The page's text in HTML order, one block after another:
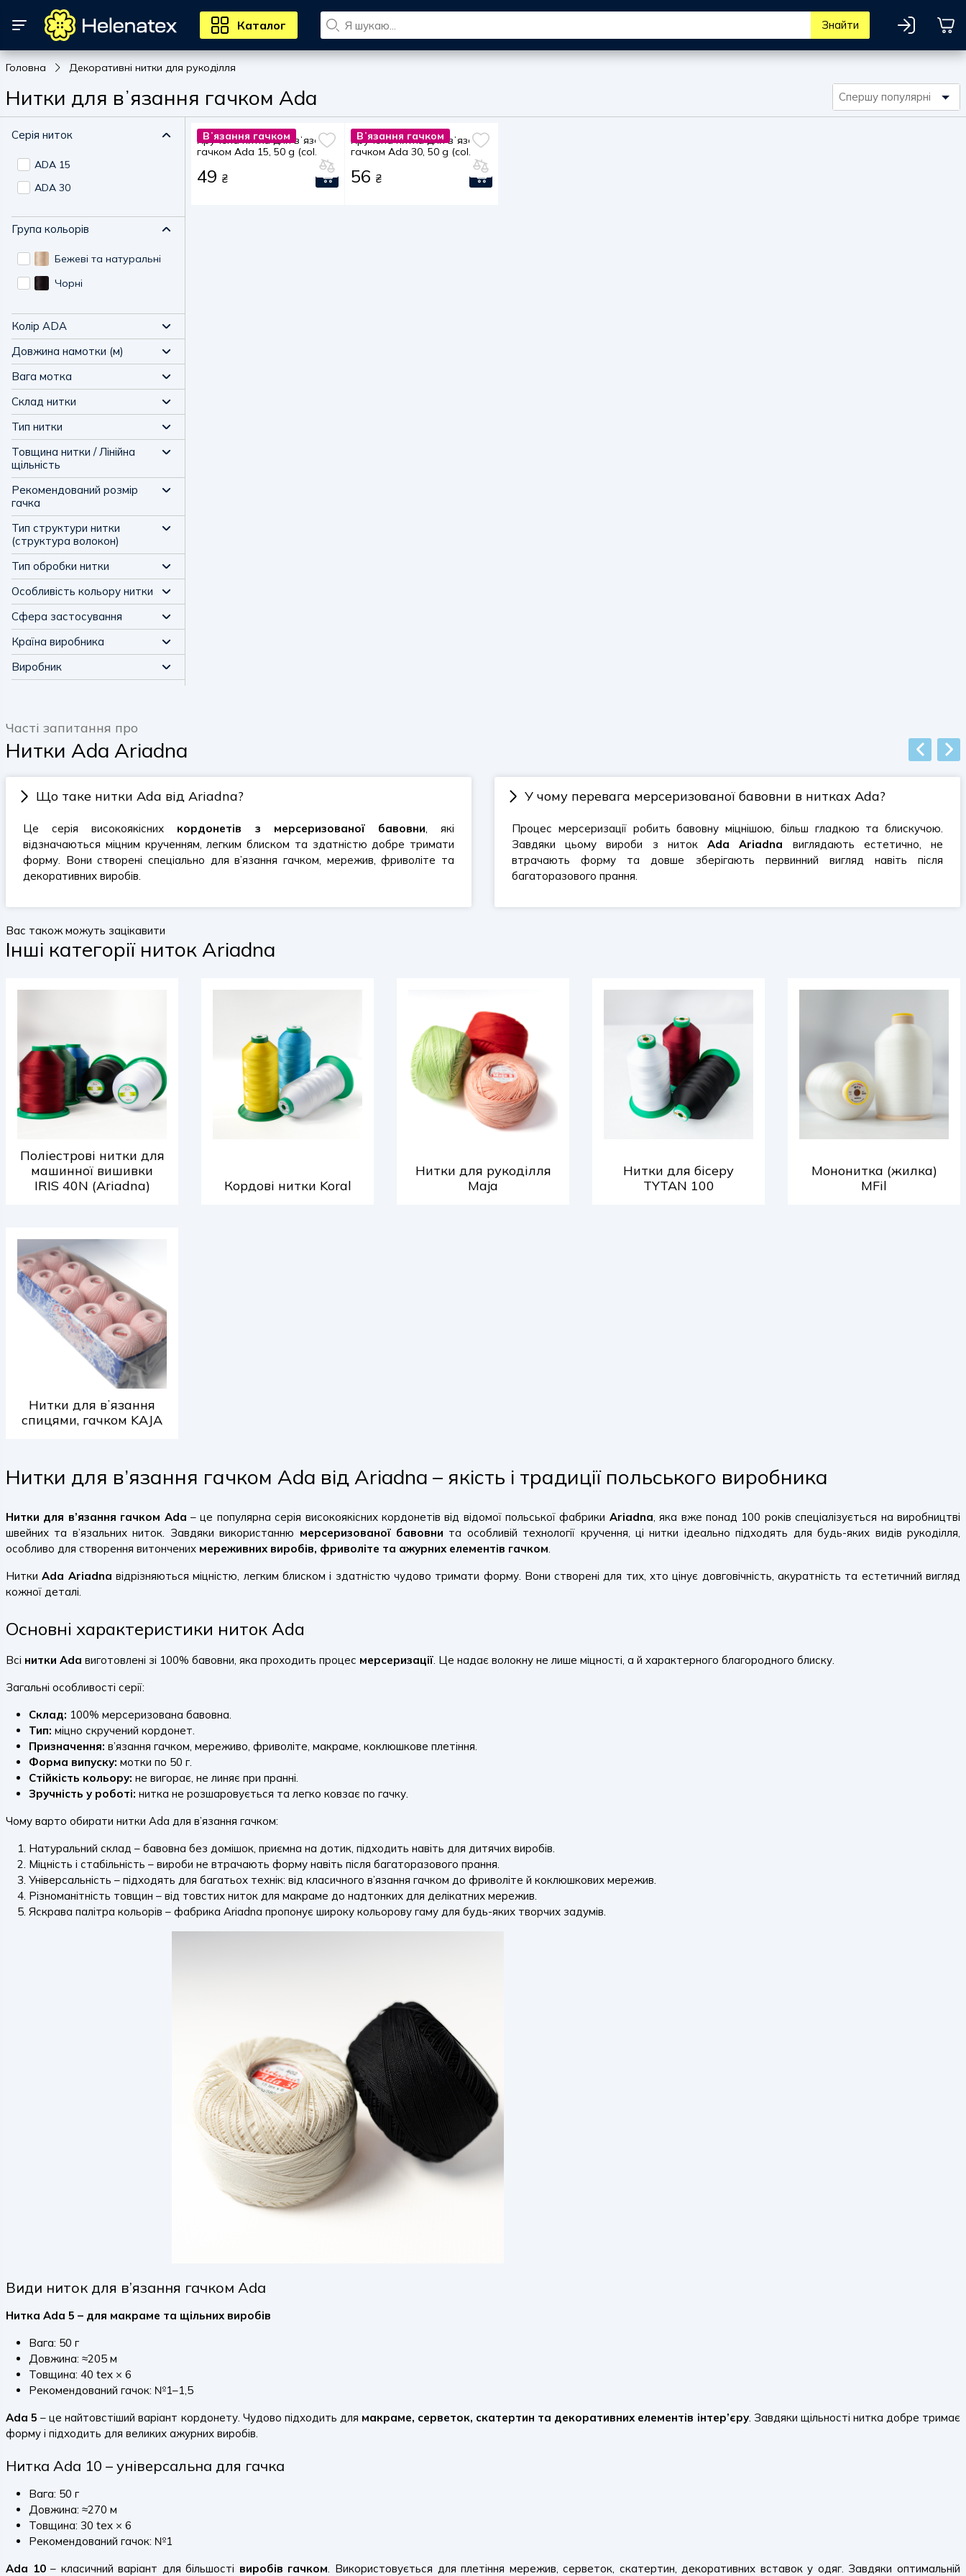
Каталог Знайти
Головна Декоративні нитки для рукоділля
Нитки для вʼязання гачком Ada Спершу популярні
Серія ниток
ADA 15
ADA 30
Група кольорів
Бежеві та натуральні
Чорні
Колір ADA
Довжина намотки (м)
Вага мотка
Склад нитки
Тип нитки
Товщина нитки / Лінійна
щільність
Рекомендований розмір
гачка
Тип структури нитки
(структура волокон)
Тип обробки нитки
Особливість кольору нитки
Сфера застосування
Країна виробника
Виробник
Вʼязання гачком
Кручена нитка для вʼязання
гачком Ada 15, 50 g (col.
49 ₴
Вʼязання гачком
Кручена нитка для вʼязання
гачком Ada 30, 50 g (col.
56 ₴
Часті запитання про
Нитки Ada Ariadna
Що таке нитки Ada від Ariadna?
Це серія високоякісних кордонетів з мерсеризованої бавовни, які
відзначаються міцним крученням, легким блиском та здатністю добре тримати
форму. Вони створені спеціально для в’язання гачком, мережив, фриволіте та
декоративних виробів.
У чому перевага мерсеризованої бавовни в нитках Ada?
Процес мерсеризації робить бавовну міцнішою, більш гладкою та блискучою.
Завдяки цьому вироби з нитокAda Ariadna виглядають естетично, не
втрачають форму та довше зберігають первинний вигляд навіть після
багаторазового прання.
Вас також можуть зацікавити
Інші категорії ниток Ariadna
Поліестрові нитки для
машинної вишивки
IRIS 40N (Ariadna)
Кордові нитки Koral
Нитки для рукоділля
Maja
Нитки для бісеру
TYTAN 100
Мононитка (жилка)
MFil
Нитки для вʼязання
спицями, гачком KAJA
Нитки для в’язання гачком Ada від Ariadna – якість і традиції польського виробника
Нитки для в’язання гачком Ada – це популярна серія високоякісних кордонетів від відомої польської фабрики Ariadna, яка вже понад 100 років спеціалізується на виробництві
швейних та в’язальних ниток. Завдяки використанню мерсеризованої бавовни та особливій технології кручення, ці нитки ідеально підходять для будь-яких видів рукоділля,
особливо для створення витончених мереживних виробів, фриволіте та ажурних елементів гачком.
НиткиAda Ariadna відрізняються міцністю, легким блиском і здатністю чудово тримати форму. Вони створені для тих, хто цінує довговічність, акуратність та естетичний вигляд
кожної деталі.
Основні характеристики ниток Ada
Всі нитки Ada виготовлені зі 100% бавовни, яка проходить процес мерсеризації. Це надає волокну не лише міцності, а й характерного благородного блиску.
Загальні особливості серії:
Склад: 100% мерсеризована бавовна.
Тип: міцно скручений кордонет.
Призначення: в’язання гачком, мереживо, фриволіте, макраме, коклюшкове плетіння.
Форма випуску: мотки по 50 г.
Стійкість кольору: не вигорає, не линяє при пранні.
Зручність у роботі: нитка не розшаровується та легко ковзає по гачку.
Чому варто обирати нитки Ada для в’язання гачком:
Натуральний склад – бавовна без домішок, приємна на дотик, підходить навіть для дитячих виробів.
Міцність і стабільність – вироби не втрачають форму навіть після багаторазового прання.
Універсальність – підходять для багатьох технік: від класичного в’язання гачком до фриволіте й коклюшкових мережив.
Різноманітність товщин – від товстих ниток для макраме до надтонких для делікатних мережив.
Яскрава палітра кольорів – фабрика Ariadna пропонує широку кольорову гаму для будь-яких творчих задумів.
Види ниток для в’язання гачком Ada
Нитка Ada 5 – для макраме та щільних виробів
Вага: 50 г
Довжина: ≈205 м
Товщина: 40 tex × 6
Рекомендований гачок: №1–1,5
Ada 5 – це найтовстіший варіант кордонету. Чудово підходить для макраме, серветок, скатертин та декоративних елементів інтер’єру. Завдяки щільності нитка добре тримає
форму і підходить для великих ажурних виробів.
Нитка Ada 10 – універсальна для гачка
Вага: 50 г
Довжина: ≈270 м
Товщина: 30 tex × 6
Рекомендований гачок: №1
Ada 10– класичний варіант для більшості виробів гачком . Використовується для плетіння мережив, серветок, скатертин, декоративних вставок у одяг. Завдяки оптимальній